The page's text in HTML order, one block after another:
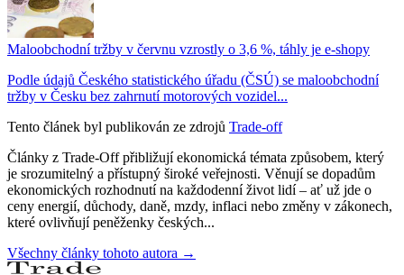
Maloobchodní tržby v červnu vzrostly o 3,6 %, táhly je e-shopy
Podle údajů Českého statistického úřadu (ČSÚ) se maloobchodní
tržby v Česku bez zahrnutí motorových vozidel...
Tento článek byl publikován ze zdrojů Trade-off
Články z Trade-Off přibližují ekonomická témata způsobem, který
je srozumitelný a přístupný široké veřejnosti. Věnují se dopadům
ekonomických rozhodnutí na každodenní život lidí – ať už jde o
ceny energií, důchody, daně, mzdy, inflaci nebo změny v zákonech,
které ovlivňují peněženky českých...
Všechny články tohoto autora →